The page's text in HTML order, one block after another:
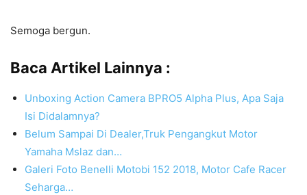
Semoga bergun.
Baca Artikel Lainnya :
Unboxing Action Camera BPRO5 Alpha Plus, Apa Saja
Isi Didalamnya?
Belum Sampai Di Dealer,Truk Pengangkut Motor
Yamaha Mslaz dan…
Galeri Foto Benelli Motobi 152 2018, Motor Cafe Racer
Seharga…